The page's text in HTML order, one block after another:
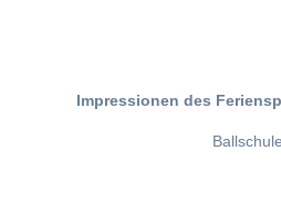
Impressionen des
Ballschule